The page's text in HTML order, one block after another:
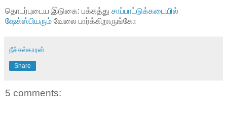
தொடர்புடைய இடுகை: பக்கத்து சாப்பாட்டுக்கடையில்
ஷேக்ஸ்பியரும் வேலை பார்க்கிறாருங்கோ
நீச்சல்காரன்
Share
5 comments: